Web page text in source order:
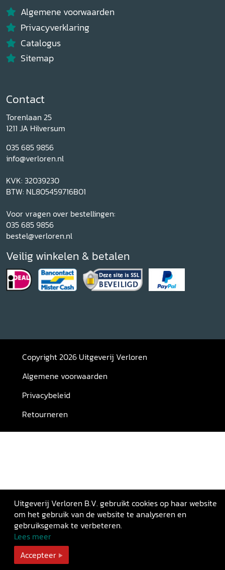
Algemene voorwaarden
Privacyverklaring
Catalogus
Sitemap
Contact
Torenlaan 25
1211 JA Hilversum
035 685 9856
info@verloren.nl
KVK: 32039230
BTW: NL805459716B01
Voor vragen over bestellingen:
035 685 9856
bestel@verloren.nl
Veilig winkelen & betalen
Copyright 2026 Uitgeverij Verloren
Algemene voorwaarden
Privacybeleid
Retourneren
Uitgeverij Verloren B.V. gebruikt cookies op haar website
om het gebruik van de website te analyseren en
gebruiksgemak te verbeteren.
Lees meer
Accepteer